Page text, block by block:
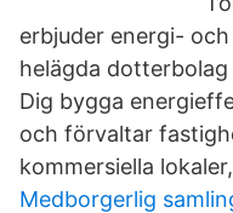
erbjuder energi-
helägda
Dig bygga
och förvaltar
kommersiella
Medborgerlig